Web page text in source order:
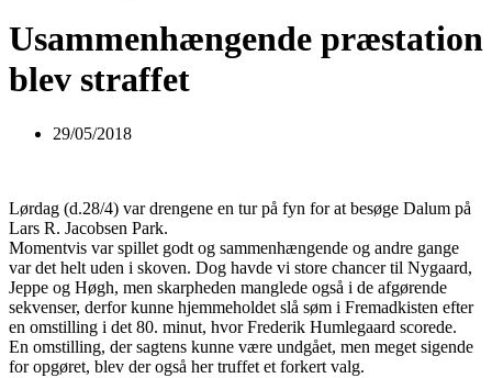
Usammenhængende præstation
blev straffet
29/05/2018
Lørdag (d.28/4) var drengene en tur på fyn for at besøge Dalum på
Lars R. Jacobsen Park.
Momentvis var spillet godt og sammenhængende og andre gange
var det helt uden i skoven. Dog havde vi store chancer til Nygaard,
Jeppe og Høgh, men skarpheden manglede også i de afgørende
sekvenser, derfor kunne hjemmeholdet slå søm i Fremadkisten efter
en omstilling i det 80. minut, hvor Frederik Humlegaard scorede.
En omstilling, der sagtens kunne være undgået, men meget sigende
for opgøret, blev der også her truffet et forkert valg.